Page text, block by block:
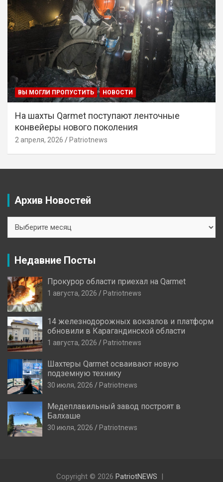
ВЫ МОГЛИ ПРОПУСТИТЬ НОВОСТИ
На шахты Qarmet поступают ленточные
конвейеры нового поколения
2 апреля, 2026 Patriotnews
Архив Новостей
Новостей
Недавние Посты
Прокурор области приехал на Qarmet
1 августа, 2026 Patriotnews
14 железнодорожных вокзалов и платформ
обновили в Карагандинской области
1 августа, 2026 Patriotnews
Шахтеры Qarmet осваивают новую
подземную технику
30 июля, 2026 Patriotnews
Медеплавильный завод построят в
Балхаше
30 июля, 2026 Patriotnews
Copyright © 2026 PatriotNEWS